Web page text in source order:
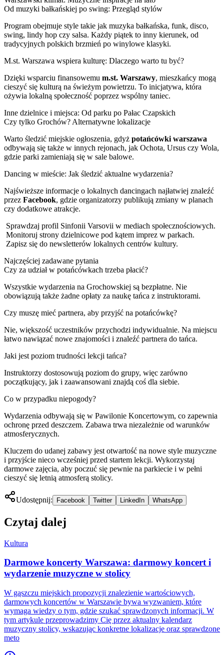
Od muzyki bałkańskiej po swing: Przegląd stylów
Program obejmuje style takie jak muzyka bałkańska, funk, disco,
swing, lindy hop czy salsa. Każdy piątek to inny kierunek, od
tradycyjnych polskich brzmień po winylowe klasyki.
M.st. Warszawa wspiera kulturę: Dlaczego warto tu być?
Dzięki wsparciu finansowemu m.st. Warszawy, mieszkańcy mogą
cieszyć się kulturą na świeżym powietrzu. To inicjatywa, która
ożywia lokalną społeczność poprzez wspólny taniec.
Inne dzielnice i miejsca: Od parku po Pałac Czapskich
Czy tylko Grochów? Alternatywne lokalizacje
Warto śledzić miejskie ogłoszenia, gdyż potańcówki warszawa
odbywają się także w innych rejonach, jak Ochota, Ursus czy Wola,
gdzie parki zamieniają się w sale balowe.
Dancing w mieście: Jak śledzić aktualne wydarzenia?
Najświeższe informacje o lokalnych dancingach najłatwiej znaleźć
przez Facebook, gdzie organizatorzy publikują zmiany w planach
czy dodatkowe atrakcje.
Sprawdzaj profil Sinfonii Varsovii w mediach społecznościowych.
Monitoruj strony dzielnicowe pod kątem imprez w parkach.
Zapisz się do newsletterów lokalnych centrów kultury.
Najczęściej zadawane pytania
Czy za udział w potańcówkach trzeba płacić?
Wszystkie wydarzenia na Grochowskiej są bezpłatne. Nie
obowiązują także żadne opłaty za naukę tańca z instruktorami.
Czy muszę mieć partnera, aby przyjść na potańcówkę?
Nie, większość uczestników przychodzi indywidualnie. Na miejscu
łatwo nawiązać nowe znajomości i znaleźć partnera do tańca.
Jaki jest poziom trudności lekcji tańca?
Instruktorzy dostosowują poziom do grupy, więc zarówno
początkujący, jak i zaawansowani znajdą coś dla siebie.
Co w przypadku niepogody?
Wydarzenia odbywają się w Pawilonie Koncertowym, co zapewnia
ochronę przed deszczem. Zabawa trwa niezależnie od warunków
atmosferycznych.
Kluczem do udanej zabawy jest otwartość na nowe style muzyczne
i przyjście nieco wcześniej przed startem lekcji. Wykorzystaj
darmowe zajęcia, aby poczuć się pewnie na parkiecie i w pełni
cieszyć się letnią atmosferą stolicy.
Udostępnij: Facebook Twitter LinkedIn WhatsApp
Czytaj dalej
Kultura
Darmowe koncerty Warszawa: darmowy koncert i
wydarzenie muzyczne w stolicy
W gąszczu miejskich propozycji znalezienie wartościowych,
darmowych koncertów w Warszawie bywa wyzwaniem, które
wymaga wiedzy o tym, gdzie szukać sprawdzonych informacji. W
tym artykule przeprowadzimy Cię przez aktualny kalendarz
muzyczny stolicy, wskazując konkretne lokalizacje oraz sprawdzone
meto